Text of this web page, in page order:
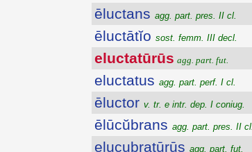
ēluctans agg. part. pres. II cl.
ēluctātĭo sost. femm. III decl.
eluctatūrūs agg. part. fut.
eluctatus agg. part. perf. I cl.
ēluctor v. tr. e intr. dep. I coniug.
ēlūcŭbrans agg. part. pres. II cl.
elucubratūrūs agg. part. fut.